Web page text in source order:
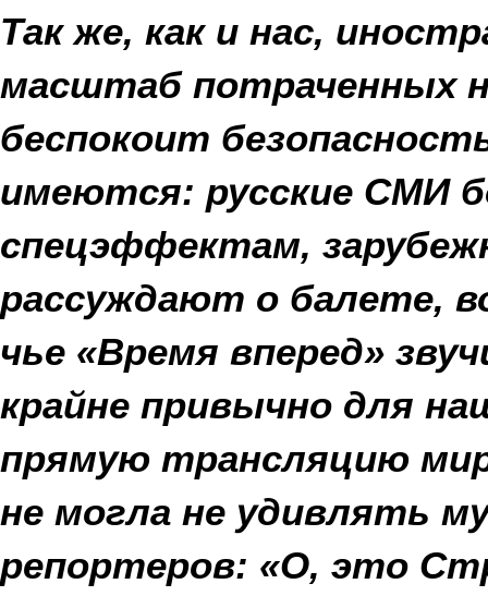
Так же, как и нас,
масштаб потраченных
беспокоит
имеются: русские СМИ
спецэффектам,
рассуждают о балете,
чье «Время вперед»
крайне привычно для
прямую трансляцию
не могла не удивлять
репортеров: «О, это